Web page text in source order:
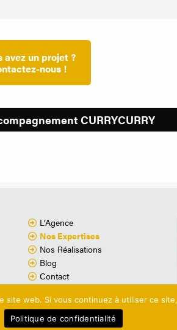
avez un projet ?
nous !
CURRYCURRY
L’Agence
Nos Expertises
Nos Réalisations
Blog
Contact
© 2022 CONCEPTION &
web. Si vous continuez à utiliser ce
Politique de confidentialité